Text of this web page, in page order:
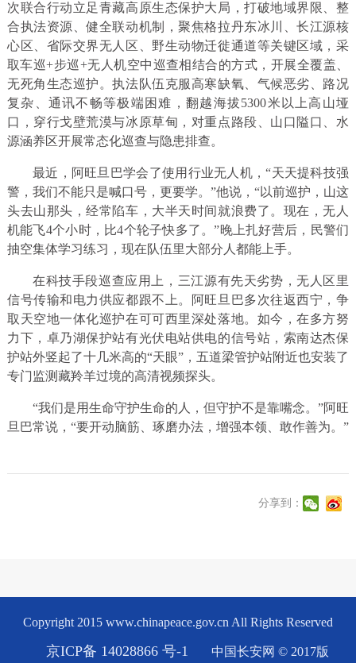
次联合行动立足青藏高原生态保护大局，打破地域界限、整
合执法资源、健全联动机制，聚焦格拉丹东冰川、长江源核
心区、省际交界无人区、野生动物迁徙通道等关键区域，采
取车巡+步巡+无人机空中巡查相结合的方式，开展全覆盖、
无死角生态巡护。执法队伍克服高寒缺氧、气候恶劣、路况
复杂、通讯不畅等极端困难，翻越海拔5300米以上高山垭
口，穿行戈壁荒漠与冰原草甸，对重点路段、山口隘口、水
源涵养区开展常态化巡查与隐患排查。
最近，阿旺旦巴学会了使用行业无人机，“天天提科技强
警，我们不能只是喊口号，更要学。”他说，“以前巡护，山这
头去山那头，经常陷车，大半天时间就浪费了。现在，无人
机能飞4个小时，比4个轮子快多了。”晚上扎好营后，民警们
抽空集体学习练习，现在队伍里大部分人都能上手。
在科技手段巡查应用上，三江源有先天劣势，无人区里
信号传输和电力供应都跟不上。阿旺旦巴多次往返西宁，争
取天空地一体化巡护在可可西里深处落地。如今，在多方努
力下，卓乃湖保护站有光伏电站供电的信号站，索南达杰保
护站外竖起了十几米高的“天眼”，五道梁管护站附近也安装了
专门监测藏羚羊过境的高清视频探头。
“我们是用生命守护生命的人，但守护不是靠嘴念。”阿旺
旦巴常说，“要开动脑筋、琢磨办法，增强本领、敢作善为。”
分享到：
Copyright 2015 www.chinapeace.gov.cn All Rights Reserved
京ICP备 14028866 号-1 中国长安网 © 2017版